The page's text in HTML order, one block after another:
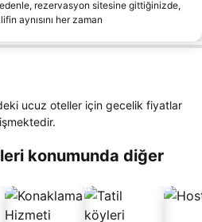
rezervasyon sitesine gittiğinizde,
aynısını her zaman
ucuz oteller için gecelik fiyatlar
konumunda diğer